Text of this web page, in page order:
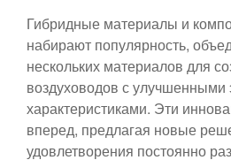
Гибридные материалы и
набирают популярность,
нескольких материалов для
воздуховодов с улучшенными
характеристиками. Эти
вперед, предлагая новые
удовлетворения постоянно